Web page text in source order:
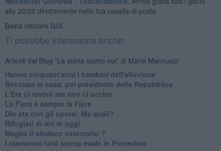
alle 20:00 direttamente nella tua casella di posta.
Basta cliccare QUI
Ti potrebbe interessare anche:
Articoli dal Blog “La storia siamo noi” di Mario Mannucci
Hanno cinquant'anni i bambini dell'alluvione
​Bocciato in casa, poi presidente della Repubblica
​L'Era ci rovinò ma non ci uccise
​La Fiera è sempre la Fiera
​Dio sta con gli operai. Ma quali?
​Rifugiati di ieri di oggi
​Meglio il sindaco volontario ?
​I clamorosi falsi scoop made in Pontedera